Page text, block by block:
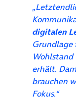
digitalen
Grundlage
erhält.
brauchen
Fokus.“